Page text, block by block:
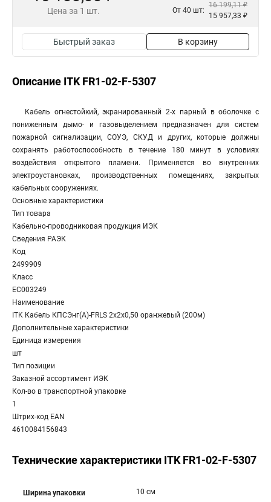
Цена за 1 шт. От 40 шт:
16 199,11 ₽
15 957,33 ₽
Быстрый заказ В корзину
Описание ITK FR1-02-F-5307
Кабель огнестойкий, экранированный 2-х парный в оболочке с
пониженным дымо- и газовыделением предназначен для систем
пожарной сигнализации, СОУЭ, СКУД и других, которые должны
сохранять работоспособность в течение 180 минут в условиях
воздействия открытого пламени. Применяется во внутренних
электроустановках, производственных помещениях, закрытых
кабельных сооружениях.
Основные характеристики
Тип товара
Кабельно-проводниковая продукция ИЭК
Сведения РАЭК
Код
2499909
Класс
EC003249
Наименование
ITK Кабель КПСЭнг(А)-FRLS 2х2х0,50 оранжевый (200м)
Дополнительные характеристики
Единица измерения
шт
Тип позиции
Заказной ассортимент ИЭК
Кол-во в транспортной упаковке
1
Штрих-код EAN
4610084156843
Технические характеристики ITK FR1-02-F-5307
Ширина упаковки 10 см